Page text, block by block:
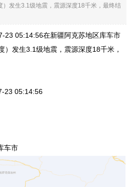
发生3.1级地震，震源深度18千米，最终结
23 05:14:56在新疆阿克苏地区库车市
）发生3.1级地震，震源深度18千米，
23 05:14:56
车市